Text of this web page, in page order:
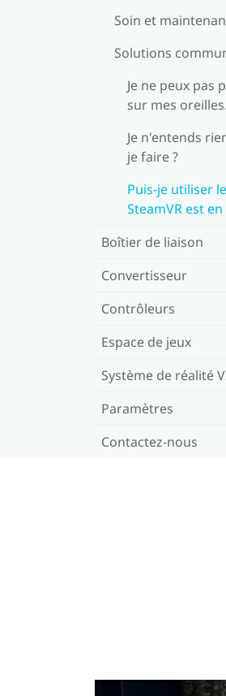
Soin et
Solutions
Je ne peux pas
sur mes oreilles.
Je n'entends
je faire ?
Puis-je utiliser
SteamVR est
Boîtier de liaison
Convertisseur
Contrôleurs
Espace de jeux
Système de réalité
Paramètres
Contactez-nous